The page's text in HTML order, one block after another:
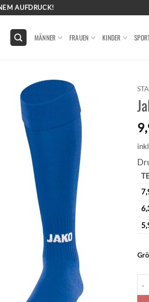
AUFDRUCK!
MÄNNER FRAUEN KINDER